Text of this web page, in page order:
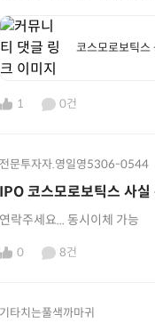
아우르는 웨어러블 로봇 풀 라인업 확보 3. 국내 유일 'FDA 510(k) + CE' 동시 보유 🚩[ 위험 요소 ] 1. 미래 추
역성장 우려 2. 불안정한 재무 구조 및 지속적인 현금 흐름 악화 3. 특정 국가 및 제품에 편중된 매출 구조와 규제 리스크 👇👇 청약 할까 말까 확
코스모로보틱스
1 0건
전문투자자.영일영5306-0544
IPO 코스모로보틱스 사실
연락주세요... 동시이체 가능
0 8건
기타치는풀색까마귀